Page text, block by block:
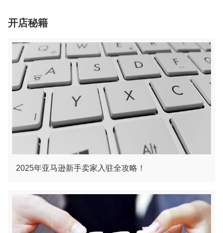
开店秘籍
2025年亚马逊新手卖家入驻全攻略！